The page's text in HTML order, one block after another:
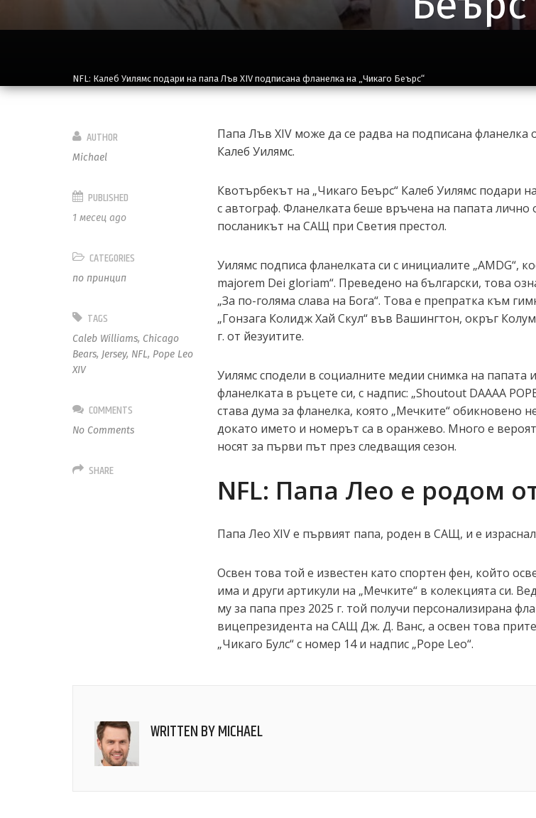
NFL: Калеб Уилямс подари на папа Лъв XIV подписана фланелка на „Чикаго Беърс“
Папа Лъв XIV може да се радва на подписана фланелка
Калеб Уилямс.
Квотърбекът на „Чикаго Беърс“ Калеб Уилямс подари
с автограф. Фланелката беше връчена на папата лично
посланикът на САЩ при Светия престол.
Уилямс подписа фланелката си с инициалите „AMDG“,
majorem Dei gloriam“. Преведено на български, това
„За по-голяма слава на Бога“. Това е препратка към
„Гонзага Колидж Хай Скул“ във Вашингтон, окръг
г. от йезуитите.
Уилямс сподели в социалните медии снимка на папата
фланелката в ръцете си, с надпис: „Shoutout DAAAA
става дума за фланелка, която „Мечките“ обикновено
докато името и номерът са в оранжево. Много е
носят за първи път през следващия сезон.
NFL: Папа Лео е родом
Папа Лео XIV е първият папа, роден в САЩ, и е
Освен това той е известен като спортен фен, който
има и други артикули на „Мечките“ в колекцията си.
му за папа през 2025 г. той получи персонализирана
вицепрезидента на САЩ Дж. Д. Ванс, а освен това
„Чикаго Булс“ с номер 14 и надпис „Pope Leo“.
AUTHOR
Michael
PUBLISHED
1 месец ago
CATEGORIES
по принцип
TAGS
Caleb Williams, Chicago
Bears, Jersey, NFL, Pope Leo
XIV
COMMENTS
No Comments
SHARE
WRITTEN BYMICHAEL